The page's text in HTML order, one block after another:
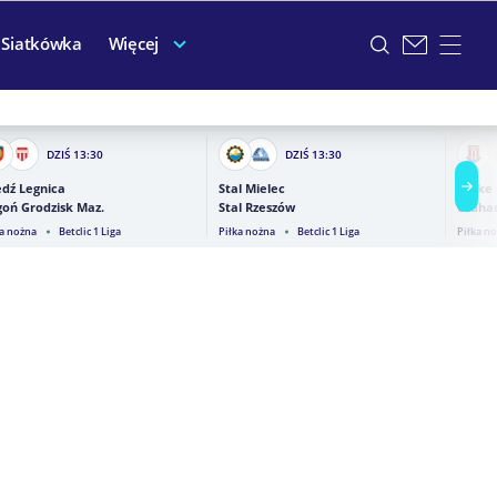
Siatkówka Więcej
DZIŚ 13:30
Legnica
Grodzisk Maz.
nożna Betclic 1 Liga
DZIŚ 13:30
Stal Mielec
Stal Rzeszów
Piłka nożna Betclic 1 Liga
Stoke
Piłka